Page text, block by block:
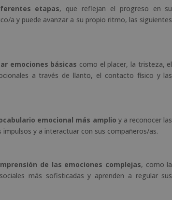
etapas, que reflejan el progreso en su
a y puede avanzar a su propio ritmo, las siguientes
emociones básicas como el placer, la tristeza, el
a través de llanto, el contacto físico y las
emocional más amplio y a reconocer las
y a interactuar con sus compañeros/as.
de las emociones complejas, como la
más sofisticadas y aprenden a regular sus